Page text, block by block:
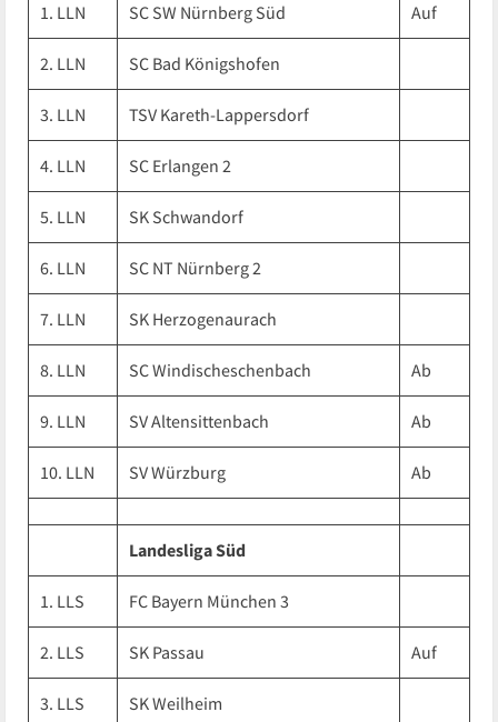
1. LLN SC SW Nürnberg Süd Auf
2. LLN SC Bad Königshofen
3. LLN TSV Kareth-Lappersdorf
4. LLN SC Erlangen 2
5. LLN SK Schwandorf
6. LLN SC NT Nürnberg 2
7. LLN SK Herzogenaurach
8. LLN SC Windischeschenbach Ab
9. LLN SV Altensittenbach Ab
10. LLN SV Würzburg Ab
Landesliga Süd
1. LLS FC Bayern München 3
2. LLS SK Passau Auf
3. LLS SK Weilheim